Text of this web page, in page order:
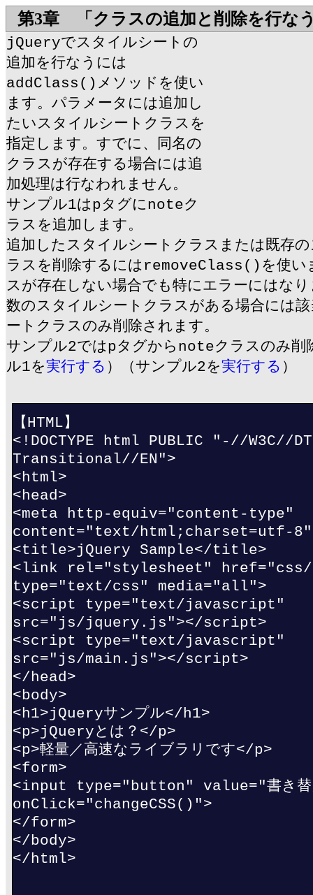
第3章 「クラスの追加と削除を行な
jQueryでスタイルシートの
追加を行なうには
addClass()メソッドを使い
ます。パラメータには追加し
たいスタイルシートクラスを
指定します。すでに、同名の
クラスが存在する場合には追
加処理は行なわれません。
サンプル1はpタグにnoteク
ラスを追加します。
追加したスタイルシートクラスまたは既存
ラスを削除するにはremoveClass()を使い
スが存在しない場合でも特にエラーにはな
数のスタイルシートクラスがある場合には
ートクラスのみ削除されます。
サンプル2ではpタグからnoteクラスのみ削
ル1を実行する ）（サンプル2を実行する ）
【HTML】
<!DOCTYPE html PUBLIC "-//W3C//
Transitional//EN">
<html>
<head>
<meta http-equiv="content-type"
content="text/html;charset=utf-
<title>jQuery Sample</title>
<link rel="stylesheet" href="css/
type="text/css" media="all">
<script type="text/javascript"
src="js/jquery.js"></script>
<script type="text/javascript"
src="js/main.js"></script>
</head>
<body>
<h1>jQueryサンプル</h1>
<p>jQueryとは？</p>
<p>軽量／高速なライブラリです</p>
<form>
<input type="button" value="書き
onClick="changeCSS()">
</form>
</body>
</html>